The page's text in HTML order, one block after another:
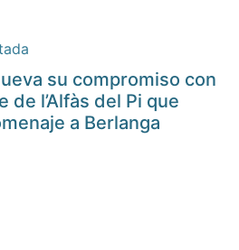
su compromiso con
de l’Alfàs del Pi que
a Berlanga